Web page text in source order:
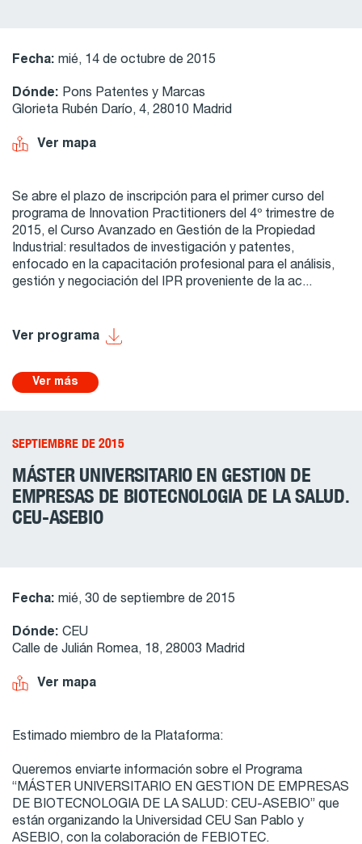
Fecha: mié, 14 de octubre de 2015
Dónde: Pons Patentes y Marcas
Glorieta Rubén Darío, 4, 28010 Madrid
Ver mapa
Se abre el plazo de inscripción para el primer curso del
programa de Innovation Practitioners del 4º trimestre de
2015, el Curso Avanzado en Gestión de la Propiedad
Industrial: resultados de investigación y patentes,
enfocado en la capacitación profesional para el análisis,
gestión y negociación del IPR proveniente de la ac...
Ver programa
Ver más
SEPTIEMBRE DE 2015
MÁSTER UNIVERSITARIO EN GESTION DE
EMPRESAS DE BIOTECNOLOGIA DE LA SALUD.
CEU-ASEBIO
Fecha: mié, 30 de septiembre de 2015
Dónde: CEU
Calle de Julián Romea, 18, 28003 Madrid
Ver mapa
Estimado miembro de la Plataforma:
Queremos enviarte información sobre el Programa
“MÁSTER UNIVERSITARIO EN GESTION DE EMPRESAS
DE BIOTECNOLOGIA DE LA SALUD: CEU-ASEBIO” que
están organizando la Universidad CEU San Pablo y
ASEBIO, con la colaboración de FEBIOTEC.